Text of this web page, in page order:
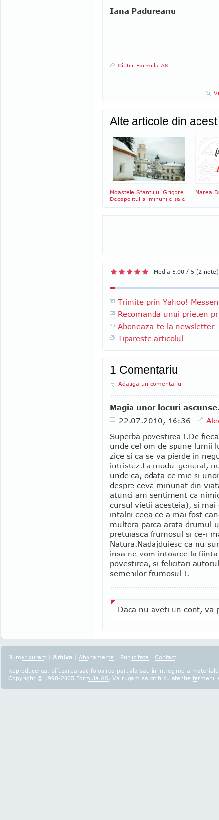
Iana Padureanu
Cititor Formula AS
Alte articole din
Moastele Sfantului Grigore
Decapolitul si minunile sale
Marea
Media 5,00 / 5 (2 note)
Trimite prin Yahoo!
Recomanda unui prieten
Aboneaza-te la newsletter
Tipareste articolul
1 Comentariu
Adauga un comentariu
Magia unor locuri ascunse.
22.07.2010, 16:36
Superba povestirea !.De
unde cel om de spune lumii
zice si ca se va pierde in
intristez.La modul general,
unde ca, odata ce mie si
despre ceva minunat din
atunci am sentiment ca
cursul vietii acesteia), si mai
intalni ceea ce a mai fost
multora parca arata drumul
pretuiasca frumosul si ce-i
Natura.Nadajduiesc ca nu
insa ne vom intoarce la
povestirea, si felicitari
semenilor frumosul !.
Daca nu aveti un cont, va
Numar curent | Arhiva | Abonamente | Publicitate | Contact
Reproducerea, difuzarea sau folosirea partiala sau in intregime a
Copyright © 1998-2005 Formula AS. Va rugam sa cititi cu atentie termenii